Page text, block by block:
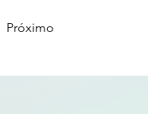
Próximo